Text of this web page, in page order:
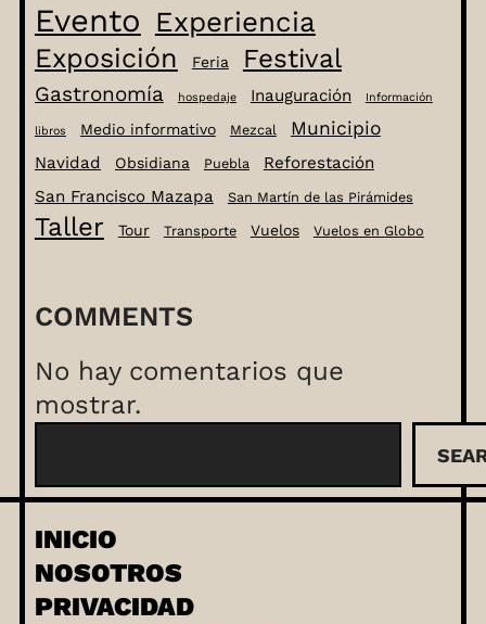
Evento Experiencia
Exposición Feria Festival
Gastronomía hospedaje Inauguración Información
libros Medio informativo Mezcal Municipio
Navidad Obsidiana Puebla
Reforestación
San Francisco Mazapa
San Martín de las Pirámides
Taller Tour Transporte Vuelos Vuelos en Globo
COMMENTS
No hay comentarios que
mostrar.
s
c
a
r
INICIO
NOSOTROS
PRIVACIDAD